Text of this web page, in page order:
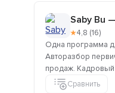
Saby Bu
★4,8 (16)
Одна программа
Авторазбор
продаж. Кадровый
Сравнить